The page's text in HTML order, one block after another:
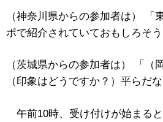
（神奈川県からの参加者は） 「
ポで紹介されていておもしろそう
（茨城県からの参加者は） 「（
（印象はどうですか？）平らだ
午前10時、受け付けが始まる